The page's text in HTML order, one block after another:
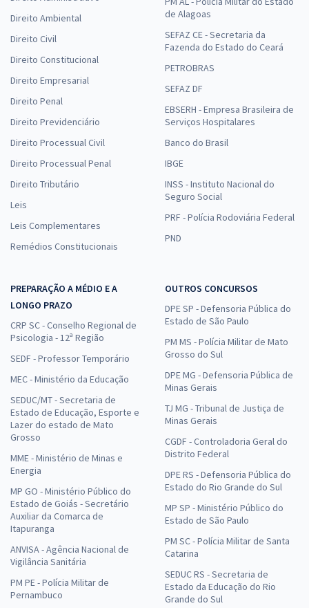
Direito Ambiental
Direito Civil
Direito Constitucional
Direito Empresarial
Direito Penal
Direito Previdenciário
Direito Processual Civil
Direito Processual Penal
Direito Tributário
Leis
Leis Complementares
Remédios Constitucionais
de Alagoas
SEFAZ CE - Secretaria da
Fazenda do Estado do Ceará
PETROBRAS
SEFAZ DF
EBSERH - Empresa Brasileira de
Serviços Hospitalares
Banco do Brasil
IBGE
INSS - Instituto Nacional do
Seguro Social
PRF - Polícia Rodoviária Federal
PND
PREPARAÇÃO A MÉDIO E A
LONGO PRAZO
CRP SC - Conselho Regional de
Psicologia - 12ª Região
SEDF - Professor Temporário
MEC - Ministério da Educação
SEDUC/MT - Secretaria de
Estado de Educação, Esporte e
Lazer do estado de Mato
Grosso
MME - Ministério de Minas e
Energia
MP GO - Ministério Público do
Estado de Goiás - Secretário
Auxiliar da Comarca de
Itapuranga
ANVISA - Agência Nacional de
Vigilância Sanitária
PM PE - Polícia Militar de
Pernambuco
OUTROS CONCURSOS
DPE SP - Defensoria Pública do
Estado de São Paulo
PM MS - Polícia Militar de Mato
Grosso do Sul
DPE MG - Defensoria Pública de
Minas Gerais
TJ MG - Tribunal de Justiça de
Minas Gerais
CGDF - Controladoria Geral do
Distrito Federal
DPE RS - Defensoria Pública do
Estado do Rio Grande do Sul
MP SP - Ministério Público do
Estado de São Paulo
PM SC - Polícia Militar de Santa
Catarina
SEDUC RS - Secretaria de
Estado da Educação do Rio
Grande do Sul